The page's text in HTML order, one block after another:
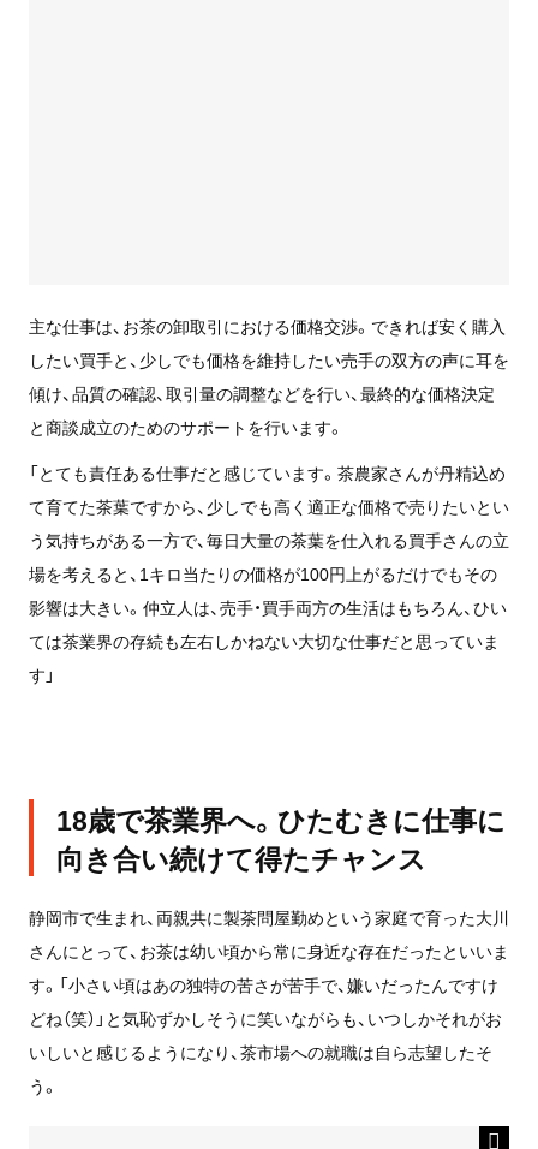
主な仕事は、お茶の卸取引における価格交渉。できれば安く購入
したい買手と、少しでも価格を維持したい売手の双方の声に耳を
傾け、品質の確認、取引量の調整などを行い、最終的な価格決定
と商談成立のためのサポートを行います。
「とても責任ある仕事だと感じています。茶農家さんが丹精込め
て育てた茶葉ですから、少しでも高く適正な価格で売りたいとい
う気持ちがある一方で、毎日大量の茶葉を仕入れる買手さんの立
場を考えると、1キロ当たりの価格が100円上がるだけでもその
影響は大きい。仲立人は、売手・買手両方の生活はもちろん、ひい
ては茶業界の存続も左右しかねない大切な仕事だと思っていま
す」
18歳で茶業界へ。ひたむきに仕事に
向き合い続けて得たチャンス
静岡市で生まれ、両親共に製茶問屋勤めという家庭で育った大川
さんにとって、お茶は幼い頃から常に身近な存在だったといいま
す。「小さい頃はあの独特の苦さが苦手で、嫌いだったんですけ
どね（笑）」と気恥ずかしそうに笑いながらも、いつしかそれがお
いしいと感じるようになり、茶市場への就職は自ら志望したそ
う。